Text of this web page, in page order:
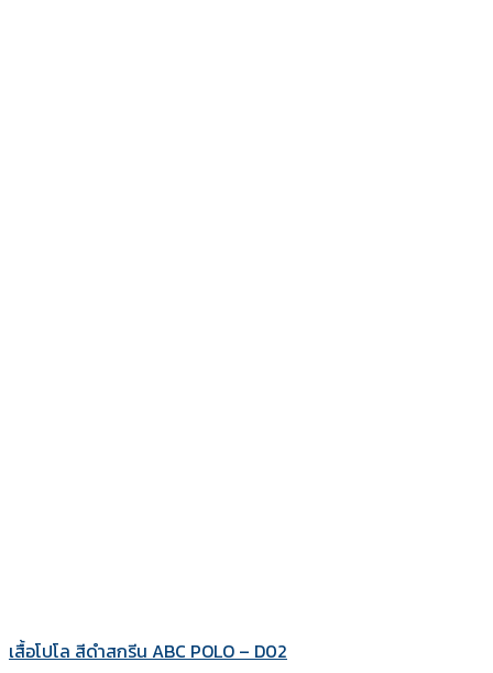
เสื้อโปโล สีดำสกรีน ABC POLO – D02